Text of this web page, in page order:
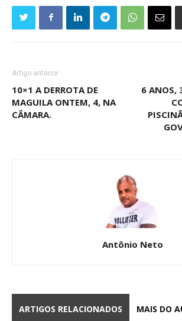
Artigo anterior
10×1 A DERROTA DE
MAGUILA ONTEM, 4, NA
CÂMARA.
6 ANOS,
Antônio Neto
ARTIGOS RELACIONADOS MAIS DO